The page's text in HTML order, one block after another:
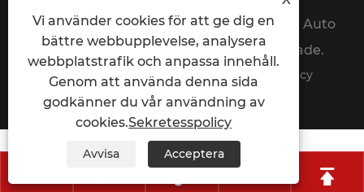
Copyright © 2024 Ningbo Haishu Yinping Auto
Parts Co., Ltd. Alla rättigheter reserverade.
Sitemap RSS XML Sekretesspolicy

Vi använder cookies för att ge dig en
bättre webbupplevelse, analysera
webbplatstrafik och anpassa innehåll.
Genom att använda denna sida
godkänner du vår användning av
cookies.Sekretesspolicy
Avvisa Acceptera